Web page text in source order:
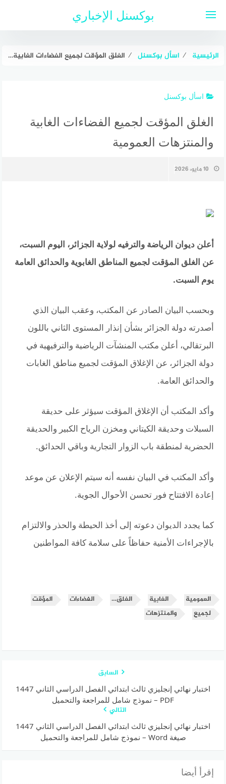
بوكسنل الإخباري
الرئيسية ⁄ اسأل بوكسنل ⁄ الغلق المؤقت لجميع الفضاءات الغابية والمنتزهات العمومية
اسأل بوكسنل
الغلق المؤقت لجميع الفضاءات الغابية
والمنتزهات العمومية
10 مايو، 2026
أعلن ديوان الرياضة والترفيه لولاية الجزائر، اليوم السبت،
عن الغلق المؤقت لجميع المناطق الغابوية والحدائق العامة
يوم السبت.
وبحسب البيان الصادر عن المكتب، وعقب البيان الذي
أصدرته دولة الجزائر بشأن إنذار المستوى الثاني باللون
البرتقالي، أعلن مكتب المنشآت الرياضية والترفيهية في
دولة الجزائر، عن الإغلاق المؤقت لجميع مناطق الغابات
والحدائق العامة.
وأكد المكتب أن الإغلاق المؤقت سيؤثر على حديقة
السبلات وحديقة الكيتاني ومخزن الرياح الكبير والحديقة
الحضرية لمنطقة باب الزوار التجارية وباقي الحدائق.
وأكد المكتب في البيان نفسه أنه سيتم الإعلان عن موعد
إعادة الافتتاح فور تحسن الأحوال الجوية.
كما يجدد الديوان دعوته إلى أخذ الحيطة والحذر والالتزام
بالإجراءات الأمنية حفاظاً على سلامة كافة المواطنين
العمومية الغابية الغلق… الفضاءات
المؤقت
لجميع
والمنتزهات
السابق
اختبار نهائي إنجليزي ثالث ابتدائي الفصل الدراسي الثاني 1447
PDF – نموذج شامل للمراجعة والتحميل
التالي
اختبار نهائي إنجليزي ثالث ابتدائي الفصل الدراسي الثاني 1447
صيغة Word – نموذج شامل للمراجعة والتحميل
إقرأ أيضا